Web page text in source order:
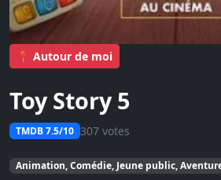
📍 Autour de moi
Toy Story 5
TMDB 7.5/10 307 votes
Animation, Comédie, Jeune public,